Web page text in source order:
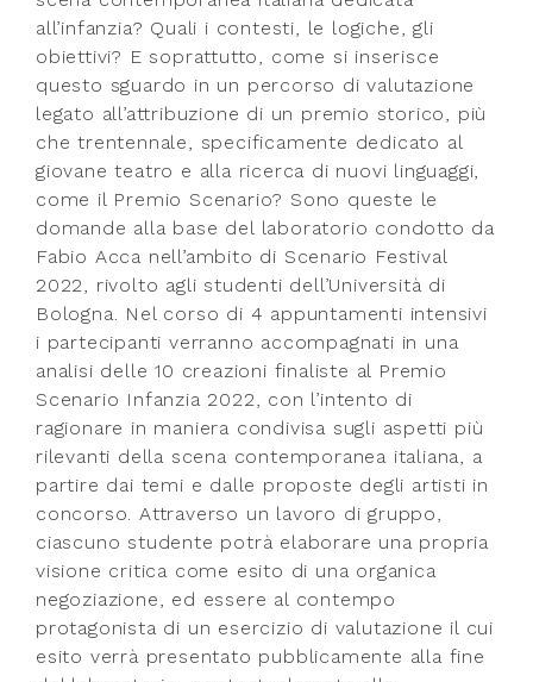
all’infanzia? Quali i contesti, le logiche, gli
obiettivi? E soprattutto, come si inserisce
questo sguardo in un percorso di valutazione
legato all’attribuzione di un premio storico, più
che trentennale, specificamente dedicato al
giovane teatro e alla ricerca di nuovi linguaggi,
come il Premio Scenario? Sono queste le
domande alla base del laboratorio condotto da
Fabio Acca nell’ambito di Scenario Festival
2022, rivolto agli studenti dell’Università di
Bologna. Nel corso di 4 appuntamenti intensivi
i partecipanti verranno accompagnati in una
analisi delle 10 creazioni finaliste al Premio
Scenario Infanzia 2022, con l’intento di
ragionare in maniera condivisa sugli aspetti più
rilevanti della scena contemporanea italiana, a
partire dai temi e dalle proposte degli artisti in
concorso. Attraverso un lavoro di gruppo,
ciascuno studente potrà elaborare una propria
visione critica come esito di una organica
negoziazione, ed essere al contempo
protagonista di un esercizio di valutazione il cui
esito verrà presentato pubblicamente alla fine